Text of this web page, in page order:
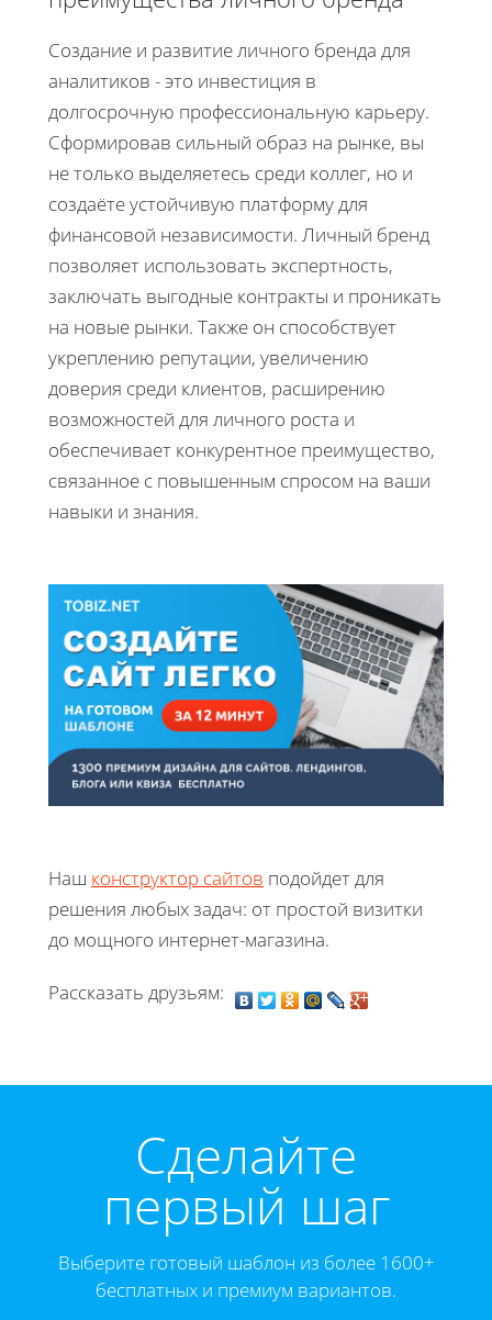
Создание и развитие личного бренда для
аналитиков - это инвестиция в
долгосрочную профессиональную карьеру.
Сформировав сильный образ на рынке, вы
не только выделяетесь среди коллег, но и
создаёте устойчивую платформу для
финансовой независимости. Личный бренд
позволяет использовать экспертность,
заключать выгодные контракты и проникать
на новые рынки. Также он способствует
укреплению репутации, увеличению
доверия среди клиентов, расширению
возможностей для личного роста и
обеспечивает конкурентное преимущество,
связанное с повышенным спросом на ваши
навыки и знания.
Наш конструктор сайтов подойдет для
решения любых задач: от простой визитки
до мощного интернет-магазина.
Рассказать друзьям:
Cделайте
первый шаг
Выберите готовый шаблон из более 1600+
бесплатных и премиум вариантов.